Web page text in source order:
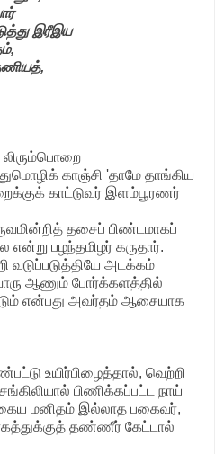
இரீஇய
காஞ்சி 'தாமே தாங்கிய
காட்டுவர் இளம்பூரணர்
தசைப் பிண்டமாகப்
பழந்தமிழர் கருதார்.
வடுப்படுத்தியே அடக்கம்
ஆணும் போர்க்களத்தில்
என்பது அவர்தம் ஆசையாக
உயிர்பிழைத்தால், வெற்றி
பிணிக்கப்பட்ட நாய்
மனிதம் இல்லாத பகைவர்,
தண்ணீர் கேட்டால்